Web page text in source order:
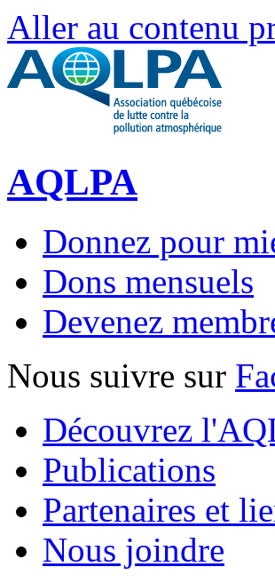
Aller au contenu
AQLPA
Donnez pour
Dons mensuels
Devenez
Nous suivre sur
Découvrez
Publications
Partenaires et
Nous joindre